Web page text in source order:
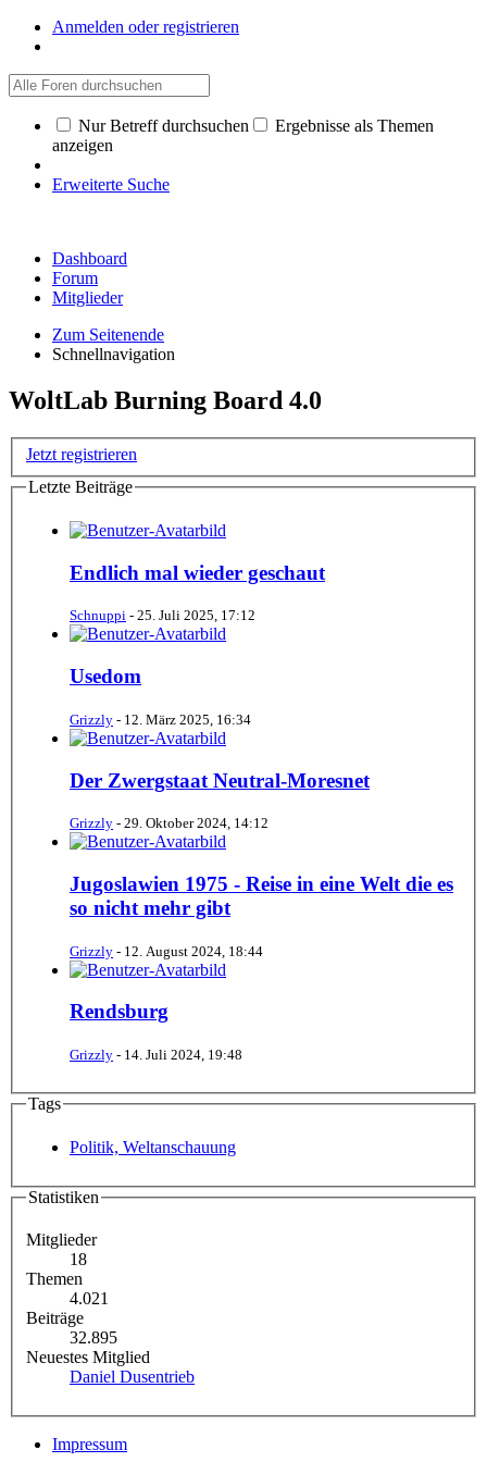
Anmelden oder registrieren
Nur Betreff durchsuchen
Ergebnisse als Themen
anzeigen
Erweiterte Suche
Dashboard
Forum
Mitglieder
Zum Seitenende
Schnellnavigation
WoltLab Burning Board 4.0
Jetzt registrieren
Letzte Beiträge
Endlich mal wieder geschaut
Schnuppi - 25. Juli 2025, 17:12
Usedom
Grizzly - 12. März 2025, 16:34
Der Zwergstaat Neutral-Moresnet
Grizzly - 29. Oktober 2024, 14:12
Jugoslawien 1975 - Reise in eine Welt die es
so nicht mehr gibt
Grizzly - 12. August 2024, 18:44
Rendsburg
Grizzly - 14. Juli 2024, 19:48
Tags
Politik, Weltanschauung
Statistiken
Mitglieder
18
Themen
4.021
Beiträge
32.895
Neuestes Mitglied
Daniel Dusentrieb
Impressum